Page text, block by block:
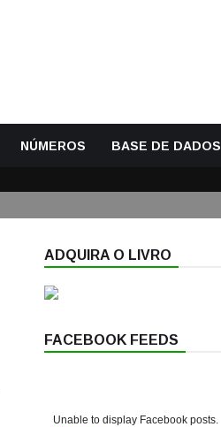
NÚMEROS BASE DE DADOS
ADQUIRA O LIVRO
FACEBOOK FEEDS
Unable to display Facebook posts.